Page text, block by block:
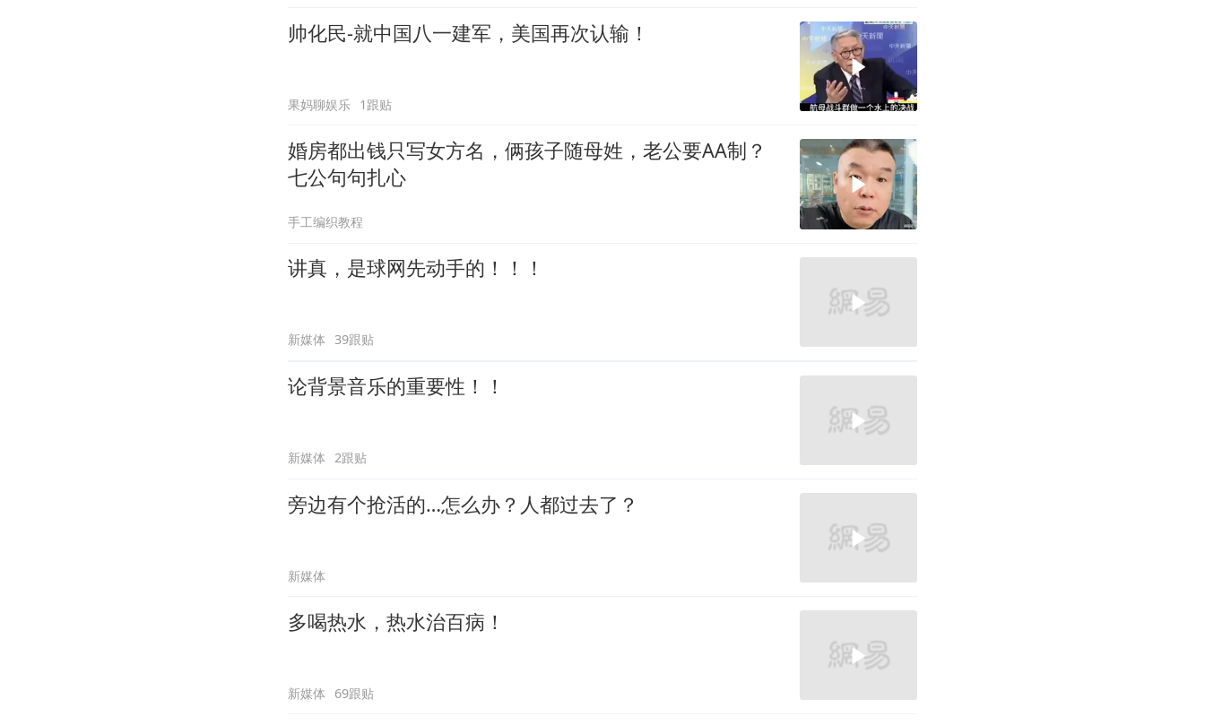
帅化民-就中国八一建军，美国再次认输！
果妈聊娱乐 1跟贴
婚房都出钱只写女方名，俩孩子随母姓，老公要AA制？
七公句句扎心
手工编织教程
讲真，是球网先动手的！！！
新媒体 39跟贴
论背景音乐的重要性！！
新媒体 2跟贴
旁边有个抢活的…怎么办？人都过去了？
新媒体
多喝热水，热水治百病！
新媒体 69跟贴